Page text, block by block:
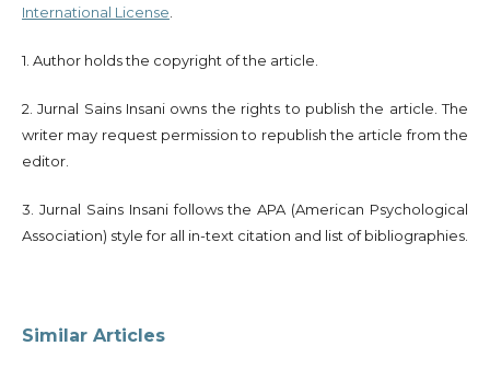
International License
1. Author holds the copyright of the article.
2. Jurnal Sains Insani owns the rights to publish the article. The
writer may request permission to republish the article from the
editor.
3. Jurnal Sains Insani follows the APA (American Psychological
Association) style for all in-text citation and list of bibliographies.
Similar Articles